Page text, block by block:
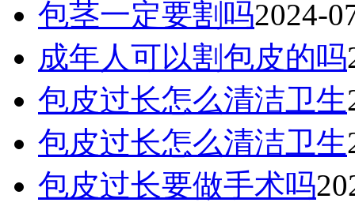
包茎一定要割吗2024-
成年人可以割包皮的吗
包皮过长怎么清洁卫生
包皮过长怎么清洁卫生
包皮过长要做手术吗